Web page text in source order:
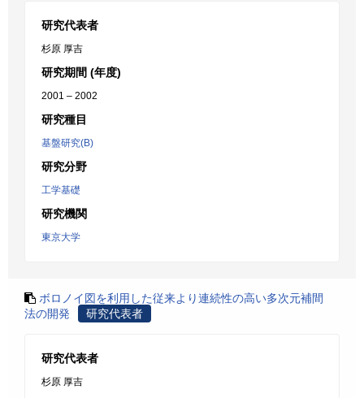
研究代表者
杉原 厚吉
研究期間 (年度)
2001 – 2002
研究種目
基盤研究(B)
研究分野
工学基礎
研究機関
東京大学
ボロノイ図を利用した従来より連続性の高い多次元補間
法の開発
研究代表者
研究代表者
杉原 厚吉